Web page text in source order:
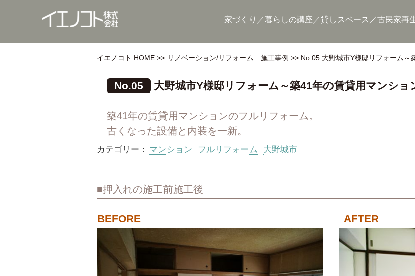
家づくり 暮らしの講座 貸しスペース 古民家再
イエノコト HOME リノベーション/リフォーム 施工事例 No.05 大野城市Y様邸リフォーム～
No.05 大野城市Y様邸リフォーム～築41年の賃貸用マンシ
築41年の賃貸用マンションのフルリフォーム。
古くなった設備と内装を一新。
カテゴリー： マンション フルリフォーム 大野城市
押入れの施工前施工後